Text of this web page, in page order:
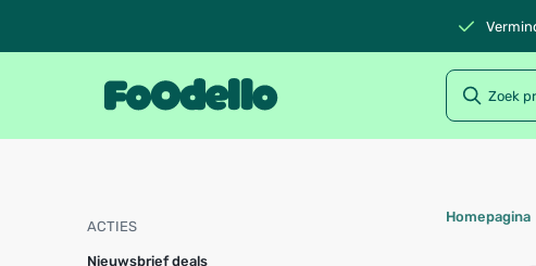
ACTIES
Nieuwsbrief deals
Homepagina